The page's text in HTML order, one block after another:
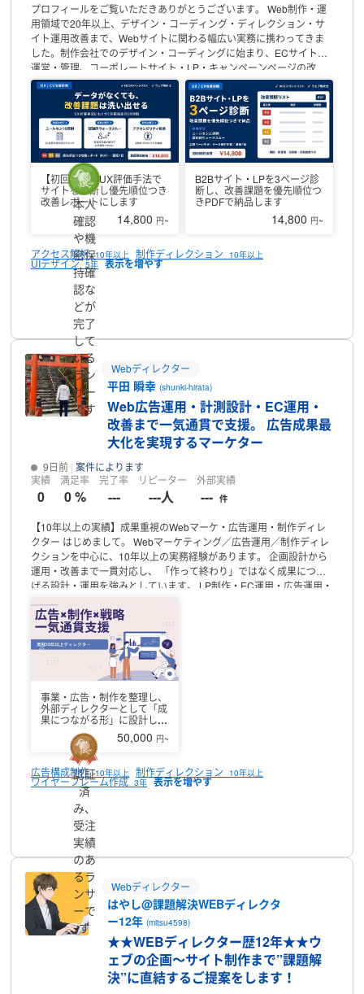
プロフィールをご覧いただきありがとうございます。
Web制作・運
用領域で20年以上、デザイン・コーディング・ディレクション・サ
イト運用改善まで、Webサイトに関わる幅広い実務に携わってきま
した。制作会社でのデザイン・コーディングに始まり、ECサイトの
運営・管理、コーポレートサイト・LP・キャンペーンページの改
修、UI/UX改善、要件定義（ワイヤーフレーム・サイトマップ設
計）、プロジェクト進行管理まで、つくる側と運用する側の両方を
経験しています。近年はB2B領域で、KPI改善を目的としたデータ分
析・課題抽出・UI/UX改善や、CMS移管を伴う大規模サイト運用改善
に取り組んできました。人間中心設計（HCD）スペシャリスト、ウ
ェブ解析士の資格を保有しており、GA4やデータポータル（旧
Looker Studio）を用いたサイト分析・可視化の実務経験もありま
す。現在出品中のパッケージは公開ページの観察評価を対象として
おり、GA4データを用いた分析は含みません。データを踏まえた診
断は今後オプションとしてご提供予定です。
提供しているのは、
WebサイトのUX改善診断です。サイトのどこに・なぜ問題があり、
どれから直すべきかを、根拠と優先順位つきで整理してお渡ししま
す。私の診断の強みは2つあります。1つは、指摘を観察事実に紐づ
ける点です。「なんとなく使いにくい」では終わらせず、ニールセ
ンの10原則、認知的ウォークスルー、アクセシビリティ評価などの
観点を取り入れた診断フレームを用いて、どこが・なぜ問題になり
得るかを整理します。もう1つは、制作・運用・データ分析まで実務
で経験しているため、改善案を、実装を見据えた現実的な粒度に落
とし込める点です。推測で断定せず、観察で確認できる範囲とデー
タ確認が必要な範囲を区別します。
結し、対象URLと改善目的を確認したうえで診断を進めます。具体
的なサービス内容・料金は、出品中のパッケージをご覧ください。
【初回限定】UX評価手法で
サイトを診断し優先順位つき
改善レポートにします
14,800 円~
B2Bサイト・LPを3ページ診
断し、改善課題を優先順位つ
きPDFで納品します
14,800 円~
アクセス解析 10年以上 制作ディレクション 10年以上
UIデザイン 5年
本人
確認
や機
密保
持確
認な
どが
完了
して
いる
ラン
サー
です
Webディレクター
平田 瞬幸(shunki-hirata)
Web広告運用・計測設計・EC運用・
改善まで一気通貫で支援。 広告成果最
大化を実現するマーケター
9日前 案件によります
実績
0
満足率
0 %
完了率
---
リピーター
---人
外部実績
--- 件
【10年以上の実績】成果重視のWebマーケ・広告運用・制作ディレ
クター はじめまして。
Webマーケティング／広告運用／制作ディレ
クションを中心に、10年以上の実務経験があります。
企画設計から
運用・改善まで一貫対応し、
「作って終わり」ではなく成果につな
げる設計・運用を強みとしています。
LP制作・EC運用・広告運用・
た。【得意分野・強み】
行・改善まで一貫対応✔ クライアント・代理店間の調整／進行管理
✔ 複数案件の同時ディレクション
らない」状態からでも、整理・設計して前に進めるのが得意です。
・LP制作案件を10年以上継続受注
案件の同時進行ディレクションを継続対応
きない実績もございます。 【対応可能業務】
・広告運用（Google／SNSなど）
画・制作ディレクション ・EC運用支援
・企画書／構成案作成
可能です。【大切にしていること】単なる作業代行ではなく、
果につながる設計・改善提案」まで含めた支援を重視しています。
長期的なパートナーとして、
まずはお気軽にご相談ください。
案いたします。
事業・広告・制作を整理し、
外部ディレクターとして「成
果につながる形」に設計しま
50,000 円~
広告構成制作 10年以上 制作ディレクション 10年以上
ワイヤーフレーム作成 3年
認証
済
み、
受注
実績
のあ
るラ
ンサ
ーで
す
Webディレクター
はやし@課題解決WEBディレクタ
ー12年(mitsu4598)
★★WEBディレクター歴12年★★ウ
ェブの企画〜サイト制作まで”課題解
決”に直結するご提案をします！